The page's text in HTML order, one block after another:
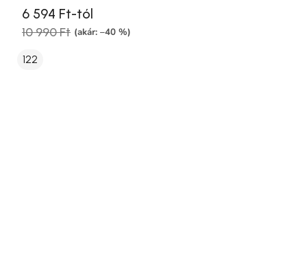
6 594 Ft-tól
10 990 Ft (akár: –40 %)
122